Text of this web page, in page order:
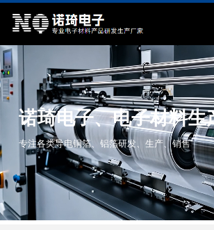
诺琦电子、电子材料生
专注各类导电铜箔、铝箔研发、生产、销售